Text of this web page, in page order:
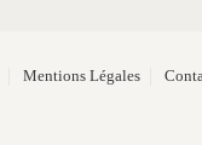
Mentions Légales